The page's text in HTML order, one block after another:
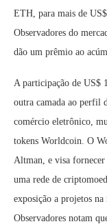
ETH, para mais de
Observadores do
dão um prêmio ao
A participação de US$
outra camada ao perfil
comércio eletrônico,
tokens Worldcoin. O
Altman, e visa
uma rede de
exposição a projetos
Observadores notam